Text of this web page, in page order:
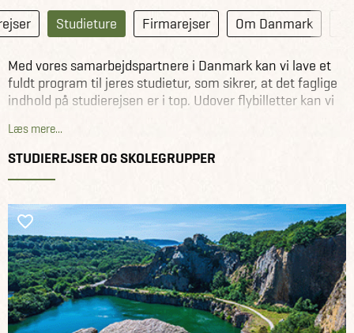
Studieture Firmarejser Om Danmark
Med vores samarbejdspartnere i Danmark kan vi lave et
fuldt program til jeres studietur, som sikrer, at det faglige
indhold på studierejsen er i top. Udover flybilletter kan vi
skoler og museer m.m. Kort sagt - vi kan sørge for det
hele.
Læs mere...
STUDIEREJSER OG SKOLEGRUPPER